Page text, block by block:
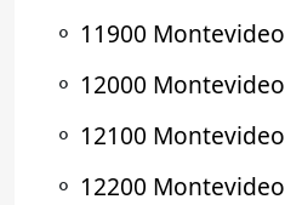
⚬ 11900 Montevideo
⚬ 12000 Montevideo
⚬ 12100 Montevideo
⚬ 12200 Montevideo